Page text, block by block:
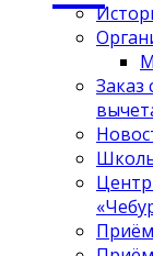
Заказ
Приём